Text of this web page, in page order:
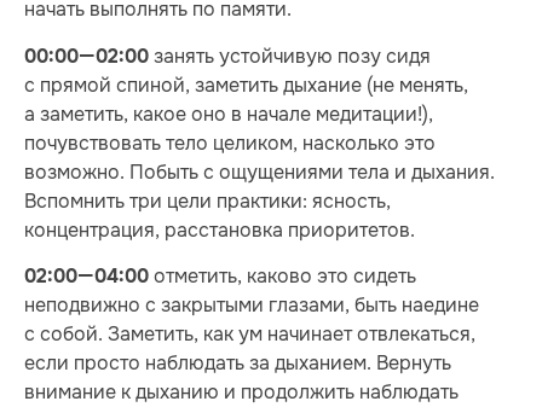
начать выполнять по памяти.
00:00—02:00 занять устойчивую позу сидя
с прямой спиной, заметить дыхание (не менять,
а заметить, какое оно в начале медитации!),
почувствовать тело целиком, насколько это
возможно. Побыть с ощущениями тела и дыхания.
Вспомнить три цели практики: ясность,
концентрация, расстановка приоритетов.
02:00—04:00 отметить, каково это сидеть
неподвижно с закрытыми глазами, быть наедине
с собой. Заметить, как ум начинает отвлекаться,
если просто наблюдать за дыханием. Вернуть
внимание к дыханию и продолжить наблюдать